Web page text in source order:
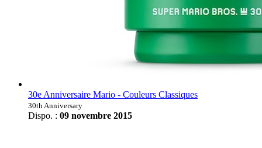
30e Anniversaire Mario - Couleurs Classiques
30th Anniversary
Dispo. : 09 novembre 2015